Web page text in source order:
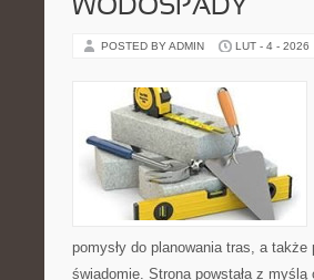
WODOSPADY
POSTED BY ADMIN LUT - 4 - 2026
pomysły do planowania tras, a
świadomie. Strona powstała z